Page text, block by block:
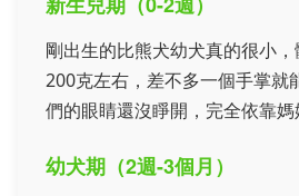
剛出生的比熊犬幼犬真的很小
200克左右，差不多一個手掌就
們的眼睛還沒睜開，完全依靠媽
幼犬期（2週-3個月）